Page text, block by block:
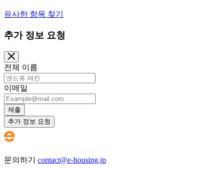
유사한 항목 찾기
추가 정보 요청
전체 이름
이메일
제출
추가 정보 요청
문의하기 contact@e-housing.jp